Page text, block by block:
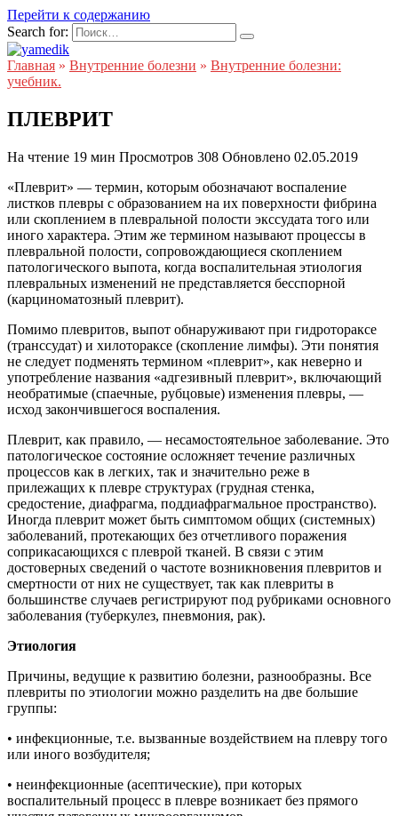
Перейти к содержанию
Search for:
Главная » Внутренние болезни » Внутренние болезни:
учебник.
ПЛЕВРИТ
На чтение 19 мин Просмотров 308 Обновлено 02.05.2019
«Плеврит» — термин, которым обозначают воспаление
листков плевры с образованием на их поверхности фибрина
или скоплением в плевральной полости экссудата того или
иного характера. Этим же термином называют процессы в
плевральной полости, сопровождающиеся скоплением
патологического выпота, когда воспалительная этиология
плевральных изменений не представляется бесспорной
(карциноматозный плеврит).
Помимо плевритов, выпот обнаруживают при гидротораксе
(транссудат) и хилотораксе (скопление лимфы). Эти понятия
не следует подменять термином «плеврит», как неверно и
употребление названия «адгезивный плеврит», включающий
необратимые (спаечные, рубцовые) изменения плевры, —
исход закончившегося воспаления.
Плеврит, как правило, — несамостоятельное заболевание. Это
патологическое состояние осложняет течение различных
процессов как в легких, так и значительно реже в
прилежащих к плевре структурах (грудная стенка,
средостение, диафрагма, поддиафрагмальное пространство).
Иногда плеврит может быть симптомом общих (системных)
заболеваний, протекающих без отчетливого поражения
соприкасающихся с плеврой тканей. В связи с этим
достоверных сведений о частоте возникновения плевритов и
смертности от них не существует, так как плевриты в
большинстве случаев регистрируют под рубриками основного
заболевания (туберкулез, пневмония, рак).
Этиология
Причины, ведущие к развитию болезни, разнообразны. Все
плевриты по этиологии можно разделить на две большие
группы:
• инфекционные, т.е. вызванные воздействием на плевру того
или иного возбудителя;
• неинфекционные (асептические), при которых
воспалительный процесс в плевре возникает без прямого